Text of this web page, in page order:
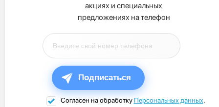
акциях и специальных
предложениях на телефон
Подписаться
Согласен на обработку Персональных данных.